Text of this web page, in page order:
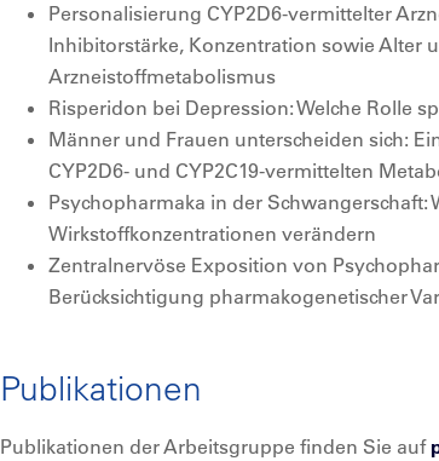
Personalisierung CYP2D6-vermittelter
Inhibitorstärke, Konzentration sowie Alter
Arzneistoffmetabolismus
Risperidon bei Depression: Welche Rolle
Männer und Frauen unterscheiden sich:
CYP2D6- und CYP2C19-vermittelten
Psychopharmaka in der Schwangerschaft:
Wirkstoffkonzentrationen verändern
Zentralnervöse Exposition von
Berücksichtigung pharmakogenetischer
Publikationen
Publikationen der Arbeitsgruppe finden Sie auf